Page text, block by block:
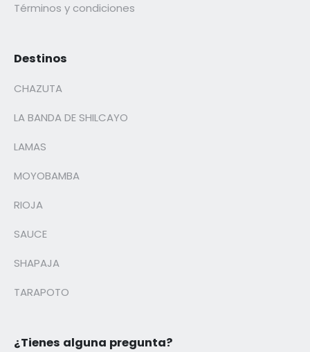
Términos y condiciones
Destinos
CHAZUTA
LA BANDA DE SHILCAYO
LAMAS
MOYOBAMBA
RIOJA
SAUCE
SHAPAJA
TARAPOTO
¿Tienes alguna pregunta?